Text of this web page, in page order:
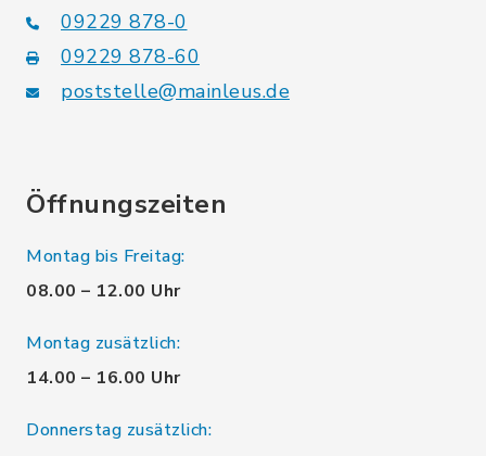
09229 878-0
09229 878-60
poststelle@mainleus.de
Öffnungszeiten
Montag bis Freitag:
08.00 – 12.00 Uhr
Montag zusätzlich:
14.00 – 16.00 Uhr
Donnerstag zusätzlich: